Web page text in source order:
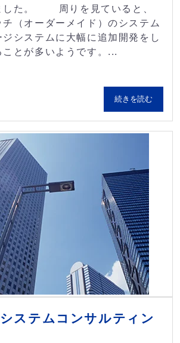
した。 周りを見ていると、
（オーダーメイド）のシステム
ジシステムに大幅に追加開発をし
ことが多いようです。...
続きを読む
ステムコンサルティン